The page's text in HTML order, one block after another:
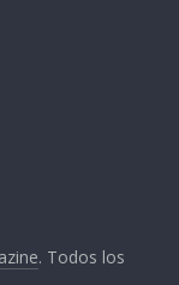
. Todos los